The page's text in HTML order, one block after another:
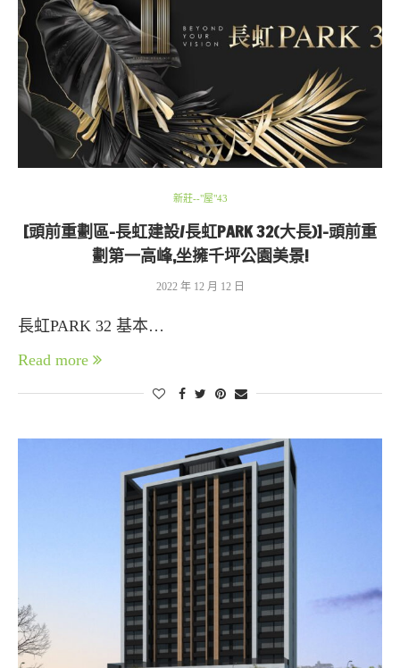
新莊--"屋"43
[頭前重劃區-長虹建設/長虹PARK 32(大長)]-頭前重
劃第一高峰,坐擁千坪公園美景!
2022 年 12 月 12 日
長虹PARK 32 基本…
Read more